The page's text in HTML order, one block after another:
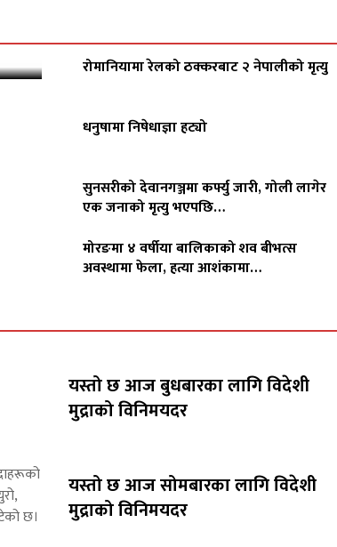
रोमानियामा रेलको ठक्करबाट २ नेपालीको मृत्यु
धनुषामा निषेधाज्ञा हट्यो
सुनसरीको देवानगञ्जमा कर्फ्यु जारी, गोली लागेर
एक जनाको मृत्यु भएपछि…
मोरङमा ४ वर्षीया बालिकाको शव बीभत्स
अवस्थामा फेला, हत्या आशंकामा…
छ।
यस्तो छ आज बुधबारका लागि विदेशी
मुद्राको विनिमयदर
यस्तो छ आज सोमबारका लागि विदेशी
मुद्राको विनिमयदर